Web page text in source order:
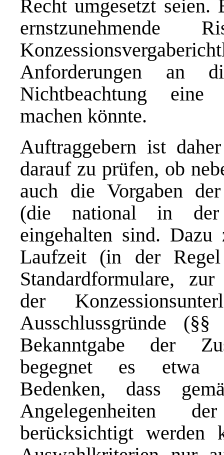
Recht umgesetzt seien.
Anforderungen an
Nichtbeachtung eine
machen könnte.
Auftraggebern ist
darauf zu prüfen, ob
auch die Vorgaben
(die national in der
eingehalten sind.
Laufzeit (in der
Standardformulare,
der
Ausschlussgründe
Bekanntgabe der
begegnet es etwa
Bedenken, dass
Angelegenheiten
berücksichtigt werden